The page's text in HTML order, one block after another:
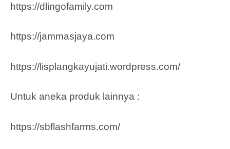
https://dlingofamily.com
https://jammasjaya.com
https://lisplangkayujati.wordpress.com/
Untuk aneka produk lainnya :
https://sbflashfarms.com/